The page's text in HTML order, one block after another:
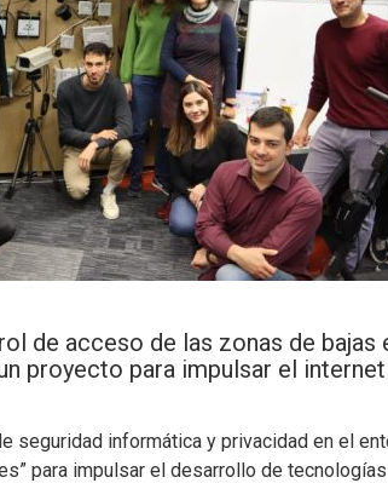
de acceso de las zonas de bajas
proyecto para impulsar el
seguridad informática y privacidad en el
para impulsar el desarrollo de